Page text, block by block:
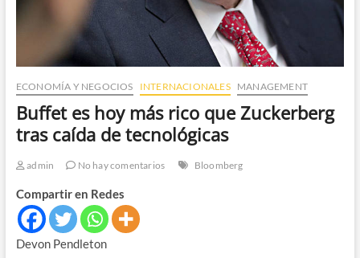
ECONOMÍA Y NEGOCIOS INTERNACIONALES MANAGEMENT
Buffet es hoy más rico que Zuckerberg
tras caída de tecnológicas
admin No hay comentarios Bloomberg
Compartir en Redes
Devon Pendleton